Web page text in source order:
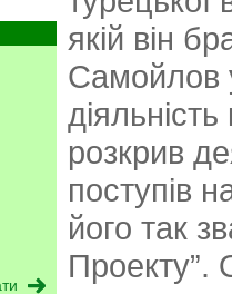
якій він
Самойлов
розкрив
поступів
його так
Проекту”.